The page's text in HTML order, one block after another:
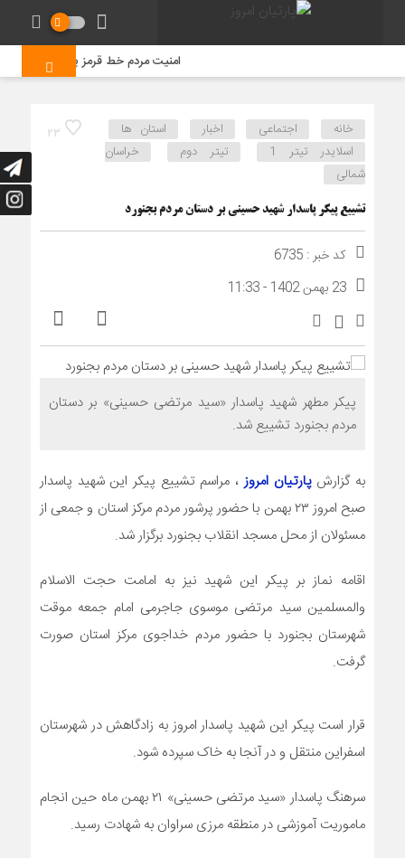
امنیت مردم خط قرمز پلیس است/ افزایش ۴۳ درصدی کشفیات مواد مخدر و رشد ۶۸ درصدی کشف سرقت در
23 خانه اجتماعی اخبار
استان ها
اسلایدر تیتر 1
تیتر دوم
خراسان
شمالی
تشییع پیکر پاسدار شهید حسینی بر دستان مردم بجنورد
کد خبر : 6735
23 بهمن 1402 - 11:33
پیکر مطهر شهید پاسدار «سید مرتضی حسینی» بر دستان
مردم بجنورد تشییع شد.
به گزارش پارتیان امروز، مراسم تشییع پیکر این شهید پاسدار
صبح امروز ۲۳ بهمن با حضور پرشور مردم مرکز استان و جمعی از
مسئولان از محل مسجد انقلاب بجنورد برگزار شد.
اقامه نماز بر پیکر این شهید نیز به امامت حجت الاسلام
والمسلمین سید مرتضی موسوی جاجرمی امام جمعه موقت
شهرستان بجنورد با حضور مردم خداجوی مرکز استان صورت
گرفت.
قرار است پیکر این شهید پاسدار امروز به زادگاهش در شهرستان
اسفراین منتقل و در آنجا به خاک سپرده شود.
سرهنگ پاسدار «سید مرتضی حسینی» ۲۱ بهمن ماه حین انجام
ماموریت آموزشی در منطقه مرزی سراوان به شهادت رسید.